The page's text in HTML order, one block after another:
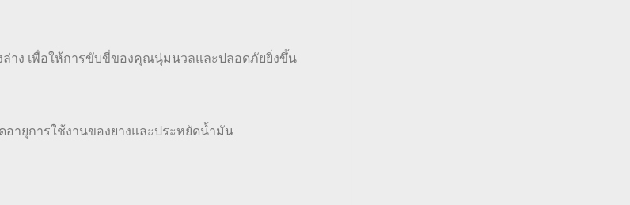
ล่าง เพื่อให้การขับขี่ของคุณนุ่มนวลและปลอดภัยยิ่งขึ้น
ายุการใช้งานของยางและประหยัดน้ำมัน